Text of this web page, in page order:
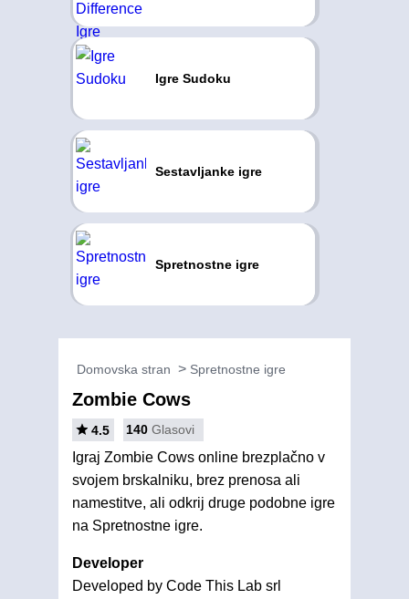
Igre Sudoku
Sestavljanke igre
Spretnostne igre
Domovska stran Spretnostne igre
Zombie Cows
4.5 140 Glasovi
Igraj Zombie Cows online brezplačno v
svojem brskalniku, brez prenosa ali
namestitve, ali odkrij druge podobne igre
na Spretnostne igre.
Developer
Developed by Code This Lab srl